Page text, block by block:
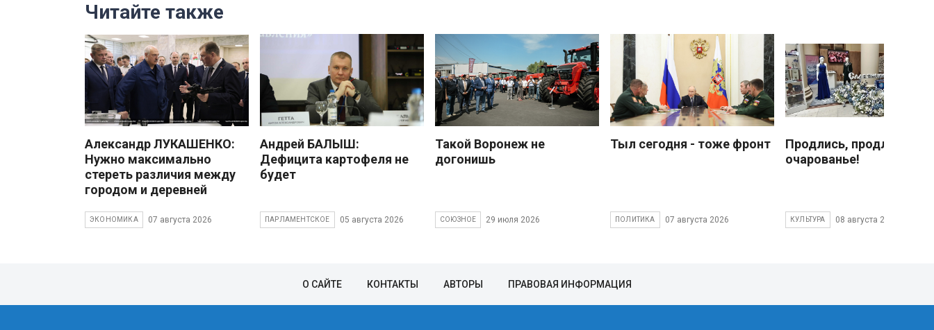
Читайте также
Александр ЛУКАШЕНКО:
Нужно максимально
стереть различия между
городом и деревней
ЭКОНОМИКА 07 августа 2026
Андрей БАЛЫШ:
Дефицита картофеля не
будет
ПАРЛАМЕНТСКОЕ 05 августа 2026
Такой Воронеж не
догонишь
СОЮЗНОЕ 29 июля 2026
Тыл сегодня - тоже фронт
ПОЛИТИКА 07 августа 2026
Продлись, продлись
очарованье!
КУЛЬТУРА 08 августа 2026
О САЙТЕ КОНТАКТЫ АВТОРЫ ПРАВОВАЯ ИНФОРМАЦИЯ